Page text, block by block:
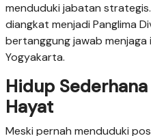
menduduki jabatan
diangkat menjadi Panglima
bertanggung jawab menjaga
Yogyakarta.
Hidup
Hayat
Meski pernah menduduki